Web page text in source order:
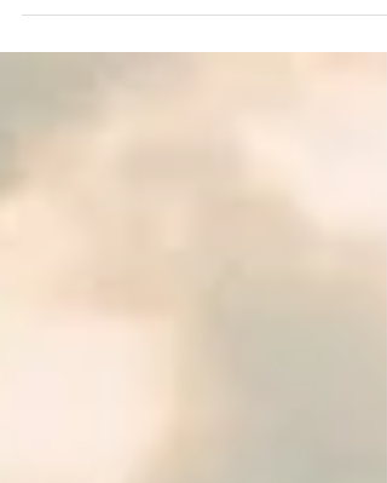
προθέσεις της νύχτας.